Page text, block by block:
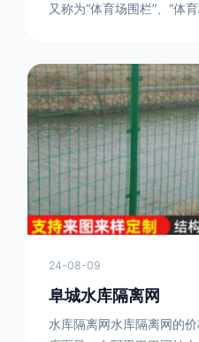
又称为“体育场围栏”、“体
整。体育场围栏网的材质
纤维网、玻璃纤维网等。
不同的特点和优缺点。例
腐蚀、耐磨损等特点；聚
气性好等特点。体育场围
24-08-09
阜城水库隔离网
水库隔离网水库隔离网的